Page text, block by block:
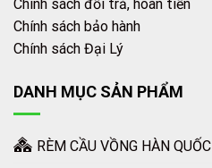
Chính sách đổi trả, hoàn tiền
Chính sách bảo hành
Chính sách Đại Lý
DANH MỤC SẢN PHẨM
RÈM CẦU VỒNG HÀN QUỐC